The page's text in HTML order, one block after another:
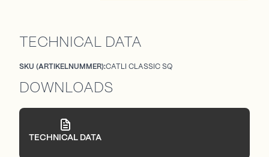
TECHNICAL DATA
SKU (ARTIKELNUMMER):CATLI CLASSIC SQ
DOWNLOADS
TECHNICAL DATA